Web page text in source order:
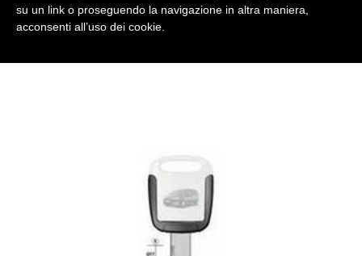
CHIAVI AUTO > INSERTI PER TESTE ELETTRON. HORSE SHOE
horse shoe v66u nero
su un link o proseguendo la navigazione in altra maniera,
acconsenti all’uso dei cookie.